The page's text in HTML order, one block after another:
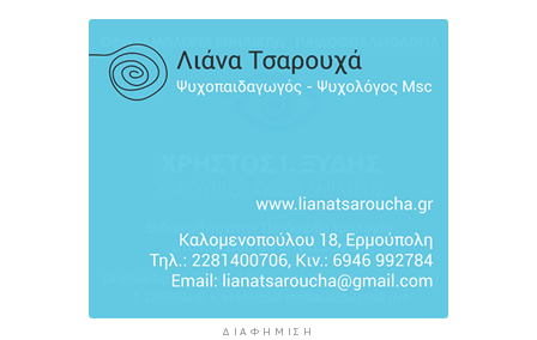
Γονικές παροχές: Πότε μπορεί να θεωρηθούν
δωρεές και να φορολογηθούν
ΔΙΑΦΉΜΙΣΗ